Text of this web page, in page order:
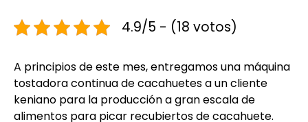
4.9/5 - (18 votos)
A principios de este mes, entregamos una máquina
tostadora continua de cacahuetes a un cliente
keniano para la producción a gran escala de
alimentos para picar recubiertos de cacahuete.